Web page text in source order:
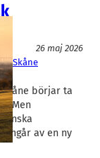
26 maj 2026
Skåne
börjar ta
Men
av en ny